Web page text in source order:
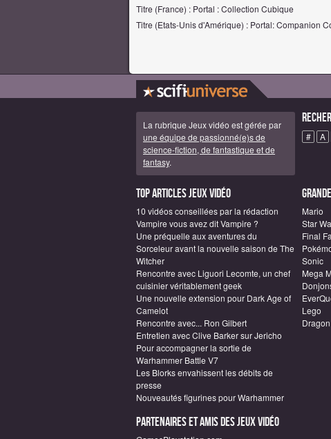
Titre (France) : Portal : Collection Cubique
Titre (Etats-Unis d'Amérique) : Portal: Companion
La rubrique Jeux vidéo est gérée par
une équipe de passionné(e)s de
science-fiction, de fantastique et de
fantasy.
# A
Top articles Jeux vidéo
10 vidéos conseillées par la rédaction
Vampire vous avez dit Vampire ?
Une préquelle aux aventures du
Sorceleur avant la nouvelle saison de The
Witcher
Rencontre avec Liguori Lecomte, un chef
cuisinier véritablement geek
Une nouvelle extension pour Dark Age of
Camelot
Rencontre avec... Ron Gilbert
Entretien avec Clive Barker sur Jericho
Pour accompagner la sortie de
Warhammer Battle V7
Les Blorks envahissent les débits de
presse
Nouveautés figurines pour Warhammer
Mario
Star
Final
Sonic
Mega
Lego
Partenaires et amis des jeux vidéo